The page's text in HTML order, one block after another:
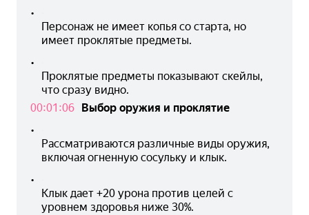
Персонаж не имеет копья со старта, но
имеет проклятые предметы.
Проклятые предметы показывают скейлы,
что сразу видно.
00:01:06 Выбор оружия и проклятие
Рассматриваются различные виды оружия,
включая огненную сосульку и клык.
Клык дает +20 урона против целей с
уровнем здоровья ниже 30%.